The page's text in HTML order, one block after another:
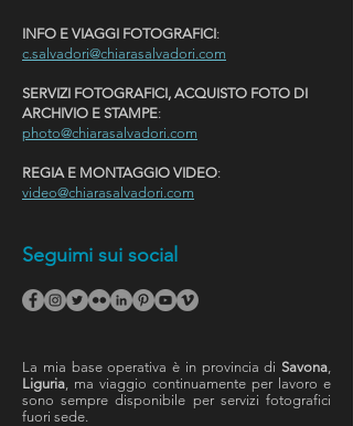
INFO E VIAGGI FOTOGRAFICI:
c.salvadori@chiarasalvadori.com
SERVIZI FOTOGRAFICI, ACQUISTO FOTO DI
ARCHIVIO E STAMPE:
photo@chiarasalvadori.com
REGIA E MONTAGGIO VIDEO:
video@chiarasalvadori.com
Seguimi sui social
La mia base operativa è in provincia di Savona,
Liguria, ma viaggio continuamente per lavoro e
sono sempre disponibile per servizi fotografici
fuori sede.